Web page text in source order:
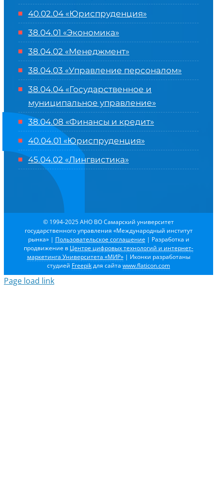
40.02.04 «Юриспруденция»
38.04.01 «Экономика»
38.04.02 «Менеджмент»
38.04.03 «Управление персоналом»
38.04.04 «Государственное и
муниципальное управление»
38.04.08 «Финансы и кредит»
40.04.01 «Юриспруденция»
45.04.02 «Лингвистика»
© 1994-2025 АНО ВО Самарский университет
государственного управления «Международный институт
рынка» | Пользовательское соглашение | Разработка и
продвижение в Центре цифровых технологий и интернет-
маркетинга Университета «МИР»| Иконки разработаны
студией Freepikдля сайта www.flaticon.com
Page load link